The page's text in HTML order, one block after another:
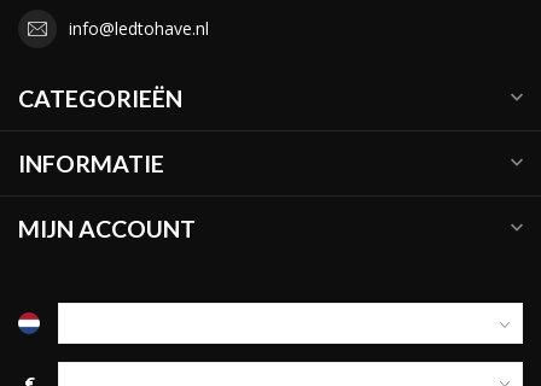
info@ledtohave.nl
CATEGORIEËN
INFORMATIE
MIJN ACCOUNT